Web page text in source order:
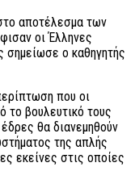
αποτέλεσμα των
οι Έλληνες
σημείωσε ο καθηγητής
που οι
το βουλευτικό τους
θα διανεμηθούν
της απλής
εκείνες στις οποίες